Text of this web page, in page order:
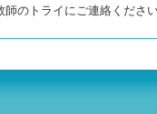
のトライにご連絡くださ